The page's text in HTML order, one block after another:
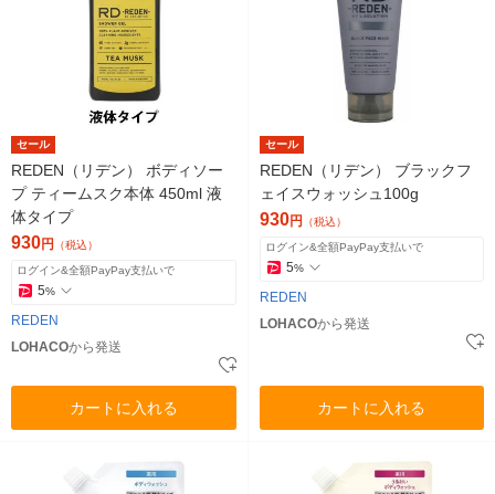
セール
REDEN（リデン） ボディソー
プ ティームスク本体 450ml 液
体タイプ
930円 （税込）
ログイン&全額PayPay支払いで
5%
REDEN
LOHACOから発送
カートに入れる
セール
REDEN（リデン） ブラックフ
ェイスウォッシュ100g
930円 （税込）
ログイン&全額PayPay支払いで
5%
REDEN
LOHACOから発送
カートに入れる